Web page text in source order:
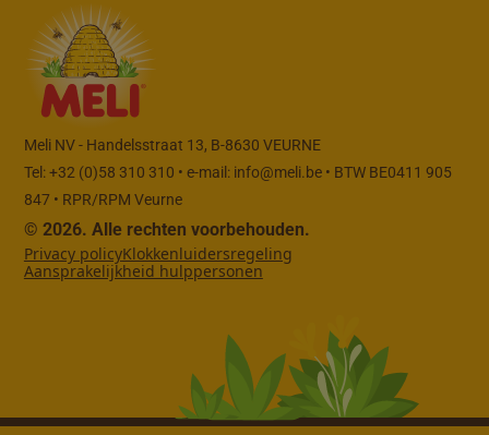
Meli NV - Handelsstraat 13, B-8630 VEURNE
Tel: +32 (0)58 310 310 • e-mail: info@meli.be• BTW BE0411 905
847 • RPR/RPM Veurne
© 2026. Alle rechten voorbehouden.
Privacy policyKlokkenluidersregeling
Aansprakelijkheid hulppersonen